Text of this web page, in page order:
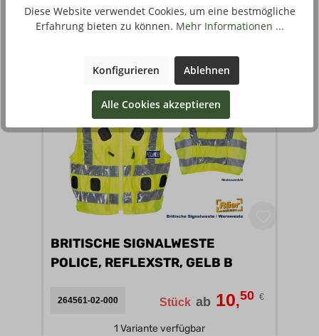
BRITISCHE SIGNALWESTE
POLICE, REFLEXSTR, GELB B
264561-02-000 Stück ab 10,50 €
1 Variante verfügbar
Diese Website verwendet Cookies, um eine bestmögliche
Erfahrung bieten zu können. Mehr Informationen ...
Konfigurieren Ablehnen
Alle Cookies akzeptieren